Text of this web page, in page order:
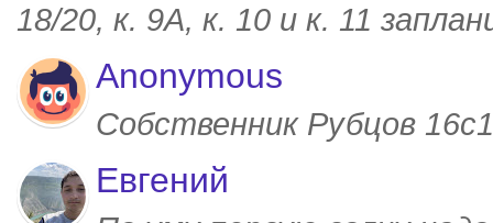
18/20, к. 9А, к. 10 и к. 11
Anonymous
Собственник Рубцов
Евгений